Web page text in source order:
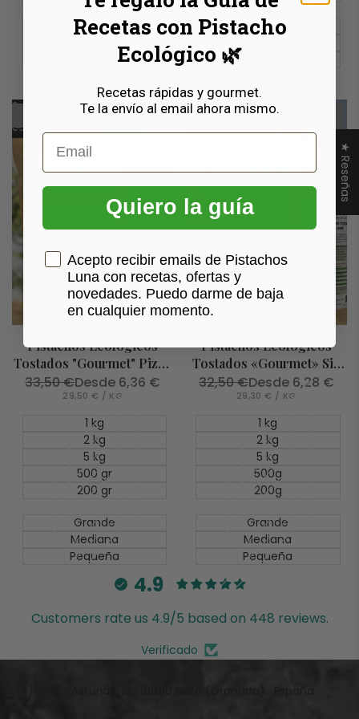
Grande
Pequeña
Grande
Producto Agotado · Próximo
Añadir
aAñadir
Vista rápida
Ver producto
Pistachos Ecológicos
Tostados "Gourmet" Pizca
de Sal
Precio
regular
33,50 €Precio
de
Desde 6,36 €
PRECIO
29,50 € / POR
KG
1 kg
2 kg
5 kg
500 gr
200 gr
Grande
Mediana
Pequeña
Producto Agotado · Próximo
Añadir
deseos
Vista rápida
Ver producto
Pistachos Ecológicos
Tostados «Gourmet» Sin
Sal
Precio
regular
32,50 €Precio
de
Desde 6,28 €
PRECIO
29,30 € / POR
KG
1 kg
2 kg
5 kg
500g
200g
Grande
Mediana
Pequeña
4.9
Customers rate us 4.9/5 based on 448 reviews.
Verificado
★ Reseñas
Recetas con Pistacho
Ecológico 🌿
Recetas rápidas y gourmet.
Te la envío al email ahora mismo.
Email
Quiero la guía
Casilla Consentimiento
Acepto recibir emails de Pistachos
Luna con recetas, ofertas y
novedades. Puedo darme de baja
en cualquier momento.